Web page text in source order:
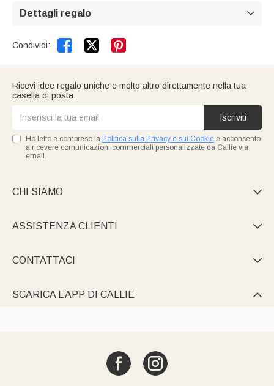
Dettagli regalo 
Condividi:  
Ricevi idee regalo uniche e molto altro direttamente nella tua
casella di posta.
Iscriviti
Ho letto e compreso la Politica sulla Privacy e sui Cookie e acconsento
a ricevere comunicazioni commerciali personalizzate da Callie via
email.
CHI SIAMO 
ASSISTENZA CLIENTI 
CONTATTACI 
SCARICA L’APP DI CALLIE 